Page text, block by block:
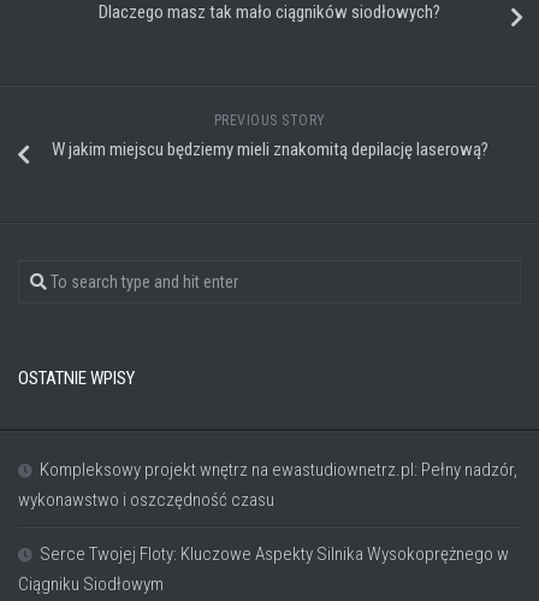
Dlaczego masz tak mało ciągników siodłowych?
PREVIOUS STORY
W jakim miejscu będziemy mieli znakomitą depilację laserową?
OSTATNIE WPISY
Kompleksowy projekt wnętrz na ewastudiownetrz.pl: Pełny nadzór,
wykonawstwo i oszczędność czasu
Serce Twojej Floty: Kluczowe Aspekty Silnika Wysokoprężnego w
Ciągniku Siodłowym